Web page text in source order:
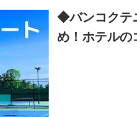
◆バンコクテ
め！ホテルの